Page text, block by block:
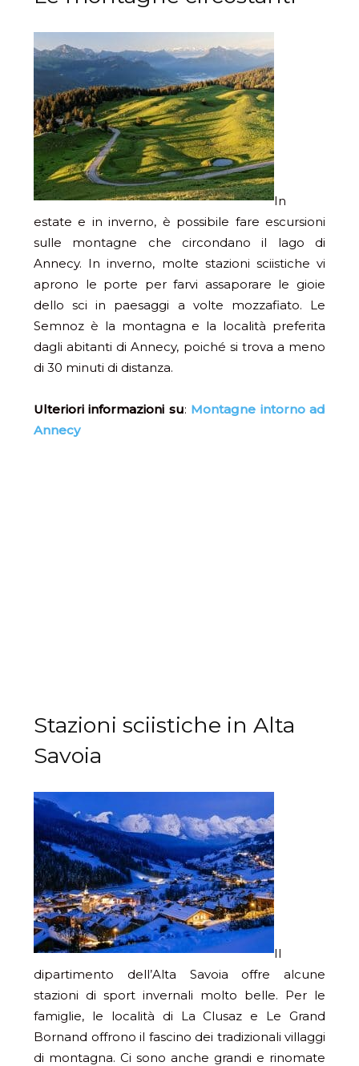
In
estate e in inverno, è possibile fare escursioni
sulle montagne che circondano il lago di
Annecy. In inverno, molte stazioni sciistiche vi
aprono le porte per farvi assaporare le gioie
dello sci in paesaggi a volte mozzafiato. Le
Semnoz è la montagna e la località preferita
dagli abitanti di Annecy, poiché si trova a meno
di 30 minuti di distanza.
Ulteriori informazioni su: Montagne intorno ad
Annecy
Stazioni sciistiche in Alta
Savoia
Il
dipartimento dell’Alta Savoia offre alcune
stazioni di sport invernali molto belle. Per le
famiglie, le località di La Clusaz e Le Grand
Bornand offrono il fascino dei tradizionali villaggi
di montagna. Ci sono anche grandi e rinomate